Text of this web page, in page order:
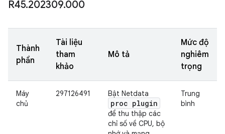
R45.202309.000
Thành
phần
Tài liệu
tham
khảo
Mô tả
Mức độ
nghiêm
trọng
Máy
chủ
297126491 Bật Netdata
proc plugin
để thu thập các
chỉ số về CPU, bộ
Trung
bình